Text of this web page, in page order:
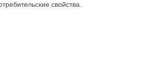
свойства.